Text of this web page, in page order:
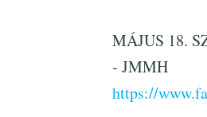
MÁJUS 18.
- JMMH
https://